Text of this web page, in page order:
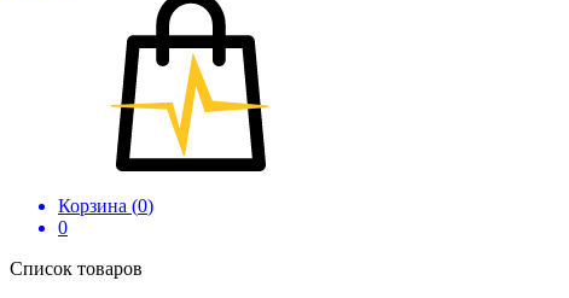
Корзина (0)
0
Список товаров